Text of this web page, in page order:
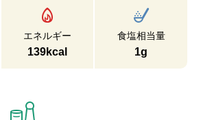
エネルギー
139kcal
食塩相当量
1g